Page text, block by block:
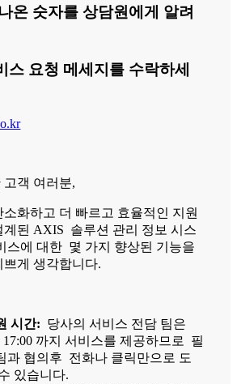
온 숫자를 상담원에게 알려
스 요청 메세지를 수락하세
고객 여러분,
화하고 더 빠르고 효율적인 지원
계된 AXIS 솔루션 관리 정보 시스
스에 대한 몇 가지 향상된 기능을
게 생각합니다.
시간: 당사의 서비스 전담 팀은
17:00 까지 서비스를 제공하므로 필
과 협의후 전화나 클릭만으로 도
있습니다.